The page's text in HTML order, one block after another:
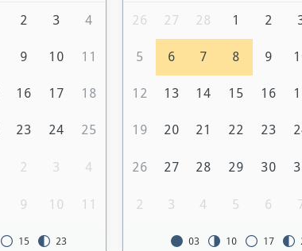
2 3 4
9 10 11
16 17 18
23 24 25
2 3 4
9 10 11
15 23
26 27 28 1 2
5 6 7 8 9
12 13 14 15 16
19 20 21 22 23
26 27 28 29 30
2 3 4 5 6
03 10 17